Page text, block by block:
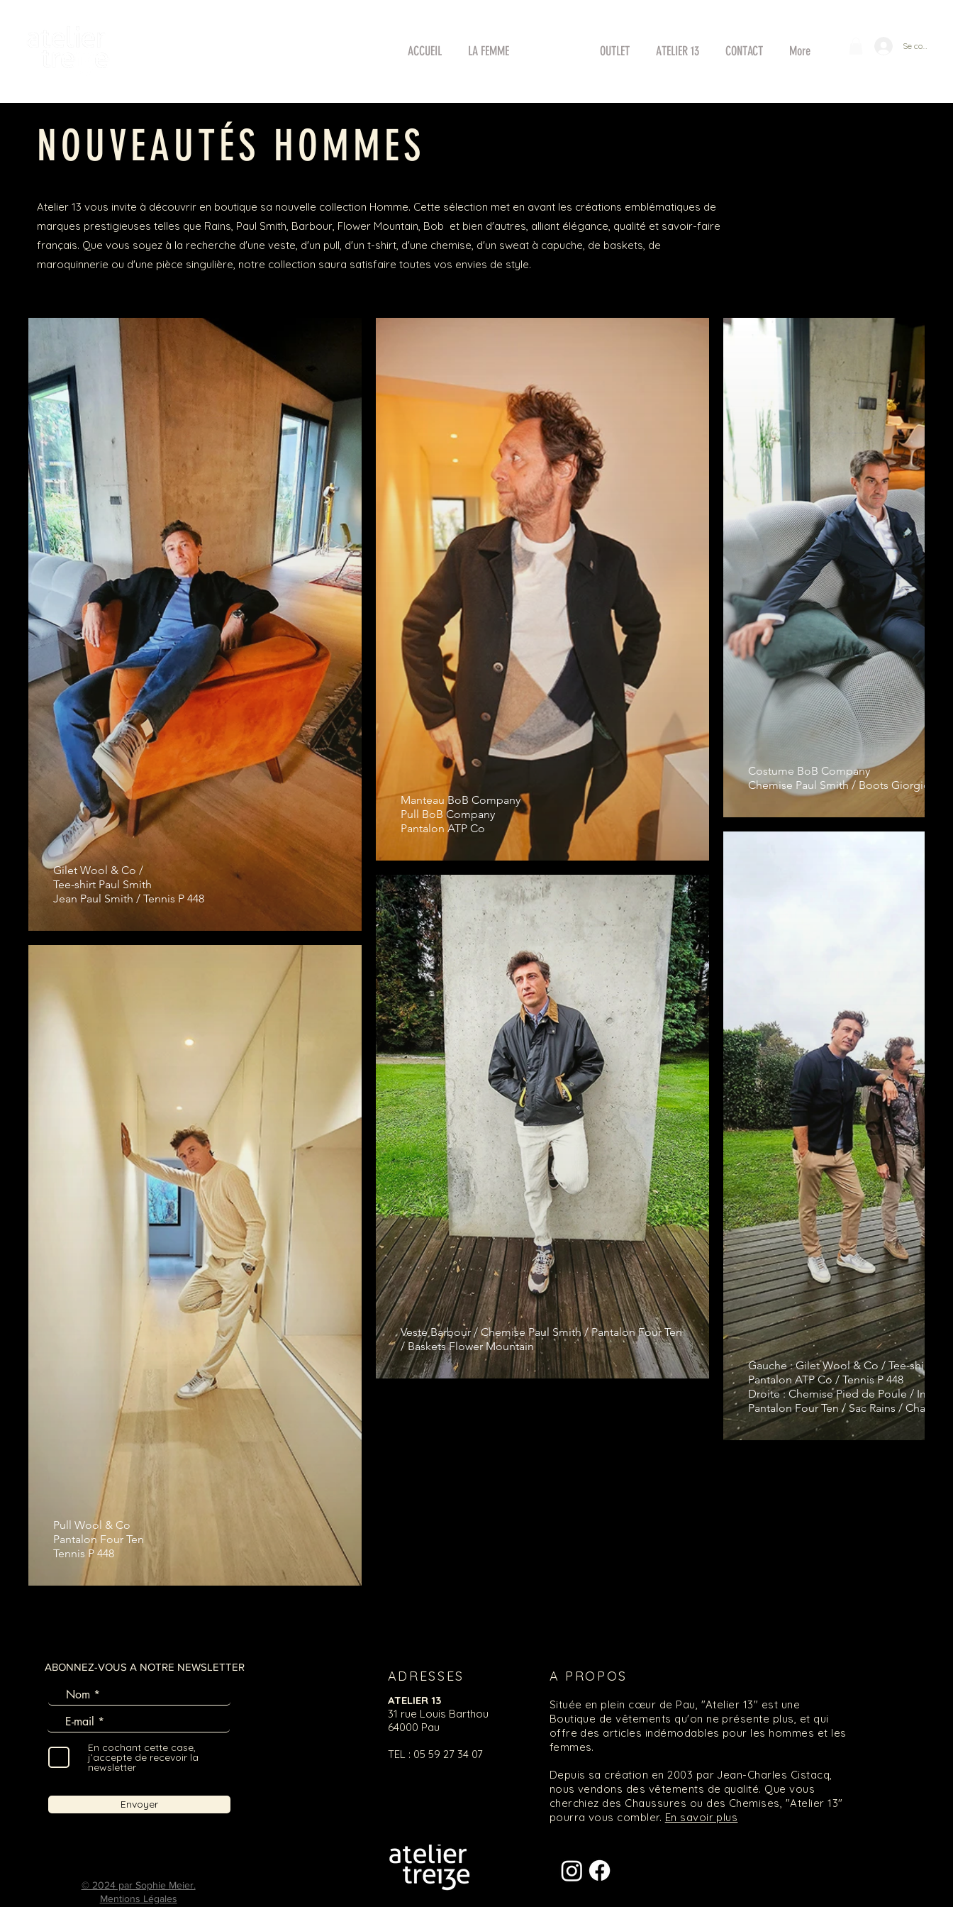
ACCUEIL LA FEMME OUTLET ATELIER 13 CONTACT More Se connecter
NOUVEAUTÉS HOMMES
Atelier 13 vous invite à découvrir en boutique sa nouvelle collection Homme. Cette sélection met en avant les créations emblématiques de
marques prestigieuses telles que Rains, Paul Smith, Barbour, Flower Mountain, Bob et bien d'autres, alliant élégance, qualité et savoir-faire
français. Que vous soyez à la recherche d'une veste, d'un pull, d'un t-shirt, d'une chemise, d'un sweat à capuche, de baskets, de
maroquinnerie ou d'une pièce singulière, notre collection saura satisfaire toutes vos envies de style.
Gilet Wool & Co /
Tee-shirt Paul Smith
Jean Paul Smith / Tennis P 448
Manteau BoB Company
Pull BoB Company
Pantalon ATP Co
Costume BoB Company
Chemise Paul Smith / Boots Giorgio
Gauche : Gilet Wool & Co / Tee-shirt
Pantalon ATP Co / Tennis P 448
Droite : Chemise Pied de Poule /
Pantalon Four Ten / Sac Rains /
Veste Barbour / Chemise Paul Smith / Pantalon Four Ten
/ Baskets Flower Mountain
Pull Wool & Co
Pantalon Four Ten
Tennis P 448
ABONNEZ-VOUS A NOTRE NEWSLETTER
En cochant cette case,
j’accepte de recevoir la
newsletter
Envoyer
© 2024 par Sophie Meier.
Mentions Légales
ADRESSES
ATELIER 13
31 rue Louis Barthou
64000 Pau
TEL : 05 59 27 34 07
A PROPOS
Située en plein cœur de Pau, "Atelier 13" est une
Boutique de vêtements qu'on ne présente plus, et qui
offre des articles indémodables pour les hommes et les
femmes.
Depuis sa création en 2003 par Jean-Charles Cistacq,
nous vendons des vêtements de qualité. Que vous
cherchiez des Chaussures ou des Chemises, "Atelier 13"
pourra vous combler. En savoir plus